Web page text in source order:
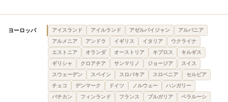
ヨーロッパ アイスランド アイルランド アゼルバイジャン
アルバニア
アルメニア
アンドラ イギリス イタリア
ウクライナ
エストニア
オランダ オーストリア キプロス
キルギス
ギリシャ
クロアチア サンマリノ ジョージア
スイス
スウェーデン
スペイン スロバキア スロベニア
セルビア
チェコ
デンマーク ドイツ ノルウェー
ハンガリー
バチカン
フィンランド フランス ブルガリア
ベラルーシ